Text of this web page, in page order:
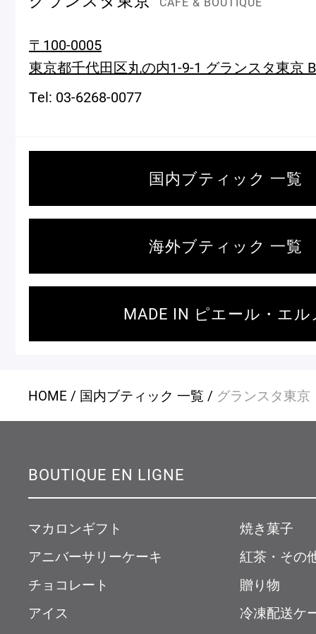
〒100-0005
東京都千代田区丸の内1-9-1 グランスタ東京
Tel: 03-6268-0077
国内ブティック 一覧
海外ブティック 一覧
MADE IN ピエール・エル
HOME 国内ブティック 一覧 グランスタ東京
BOUTIQUE EN LIGNE
マカロンギフト
アニバーサリーケーキ
チョコレート
アイス
焼き菓子
紅茶・その
贈り物
冷凍配送ケ